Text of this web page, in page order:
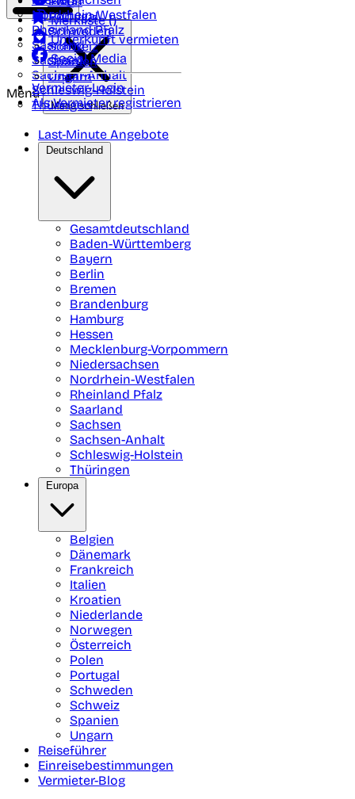
Nordrhein-Westfalen
Rheinland Pfalz
Saarland
Sachsen
Sachsen-Anhalt
Schleswig-Holstein
Thüringen
Portugal
Schweden
Schweiz
Spanien
Ungarn
Merkliste ()
Unterkunft vermieten
Social Media
Vermieter-Login
Als Vermieter registrieren
Menü
Menü schließen
Last-Minute Angebote
Deutschland
Gesamtdeutschland
Baden-Württemberg
Bayern
Berlin
Bremen
Brandenburg
Hamburg
Hessen
Mecklenburg-Vorpommern
Niedersachsen
Nordrhein-Westfalen
Rheinland Pfalz
Saarland
Sachsen
Sachsen-Anhalt
Schleswig-Holstein
Thüringen
Europa
Belgien
Dänemark
Frankreich
Italien
Kroatien
Niederlande
Norwegen
Österreich
Polen
Portugal
Schweden
Schweiz
Spanien
Ungarn
Reiseführer
Einreisebestimmungen
Vermieter-Blog